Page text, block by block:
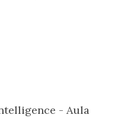
- Aula